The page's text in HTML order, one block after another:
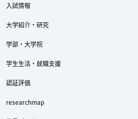
入試情報
大学紹介・研究
学部・大学院
学生生活・就職支援
認証評価
researchmap